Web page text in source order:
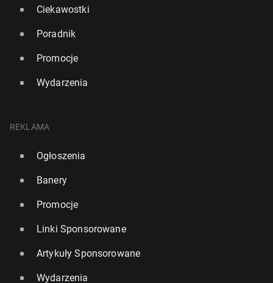
Europa uniknie więk­szych strat w plonach
7 lipca, 13:00
Ciekawostki
Poradnik
Promocje
Wydarzenia
REKLAMA
Ogłoszenia
Banery
Promocje
Linki Sponsorowane
Artykuły Sponsorowane
Wydarzenia